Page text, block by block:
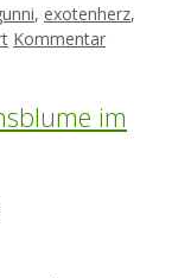
, exotenherz,
Kommentar
im